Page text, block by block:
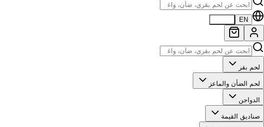
EN
لحم بقر
لحم الضأن والماعز
الدواجن
صناديق القيمة